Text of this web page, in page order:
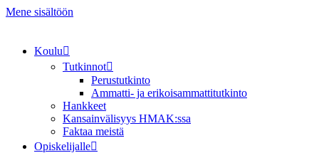
Mene sisältöön
Koulu
Tutkinnot
Perustutkinto
Ammatti- ja erikoisammattitutkinto
Hankkeet
Kansainvälisyys HMAK:ssa
Faktaa meistä
Opiskelijalle